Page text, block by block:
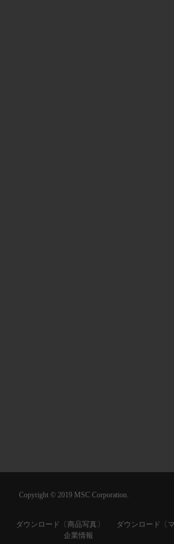
Copyright © 2019 MSC Corporation.
ダウンロード〔商品写真〕 ダウンロード〔
企業情報